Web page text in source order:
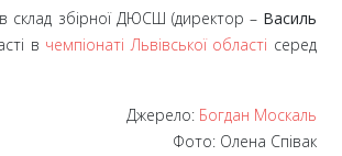
склад збірної ДЮСШ (директор – Василь
в чемпіонаті Львівської області серед
Джерело: Богдан Москаль
Фото: Олена Співак